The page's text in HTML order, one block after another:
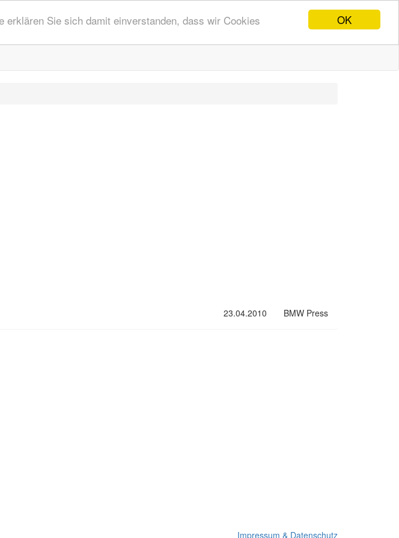
OK
Sie sich damit einverstanden, dass wir Cookies
23.04.2010 BMW Press
Impressum & Datenschutz